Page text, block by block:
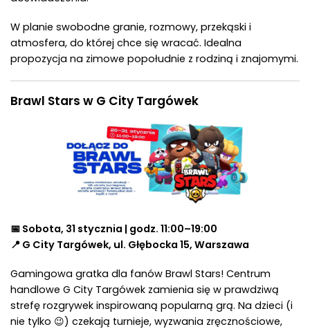
W planie swobodne granie, rozmowy, przekąski i
atmosfera, do której chce się wracać. Idealna
propozycja na zimowe popołudnie z rodziną i znajomymi.
Brawl Stars w G City Targówek
📅 Sobota, 31 stycznia | godz. 11:00–19:00
📍 G City Targówek, ul. Głębocka 15, Warszawa
Gamingowa gratka dla fanów Brawl Stars! Centrum
handlowe G City Targówek zamienia się w prawdziwą
strefę rozgrywek inspirowaną popularną grą. Na dzieci (i
nie tylko 😉) czekają turnieje, wyzwania zręcznościowe,